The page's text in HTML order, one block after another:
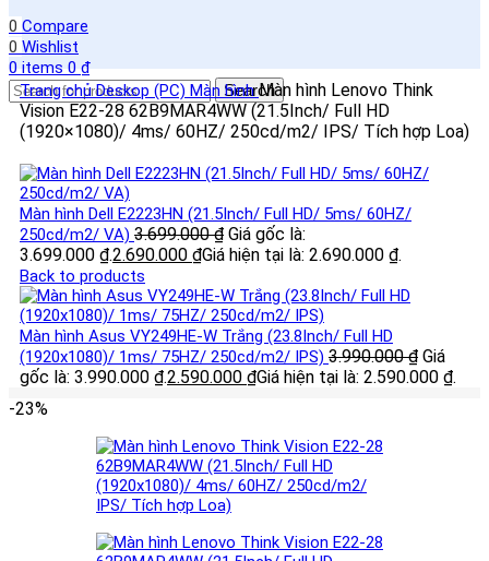
0 Compare
0 Wishlist
0items 0₫
Search
Trang chủDeskop (PC) Màn hìnhMàn hình Lenovo Think
Vision E22-28 62B9MAR4WW (21.5Inch/ Full HD
(1920×1080)/ 4ms/ 60HZ/ 250cd/m2/ IPS/ Tích hợp Loa)
Màn hình Dell E2223HN (21.5Inch/ Full HD/ 5ms/ 60HZ/
250cd/m2/ VA) 3.699.000₫ Giá gốc là:
3.699.000 ₫.2.690.000 ₫Giá hiện tại là: 2.690.000 ₫.
Back to products
Màn hình Asus VY249HE-W Trắng (23.8Inch/ Full HD
(1920x1080)/ 1ms/ 75HZ/ 250cd/m2/ IPS) 3.990.000₫ Giá
gốc là: 3.990.000 ₫.2.590.000 ₫Giá hiện tại là: 2.590.000 ₫.
-23%